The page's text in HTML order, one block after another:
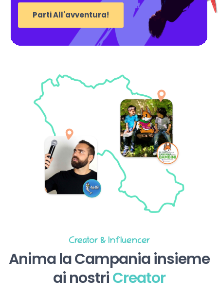
Parti All'avventura!
Creator & Influencer
Anima la Campania insieme
ai nostriCreator